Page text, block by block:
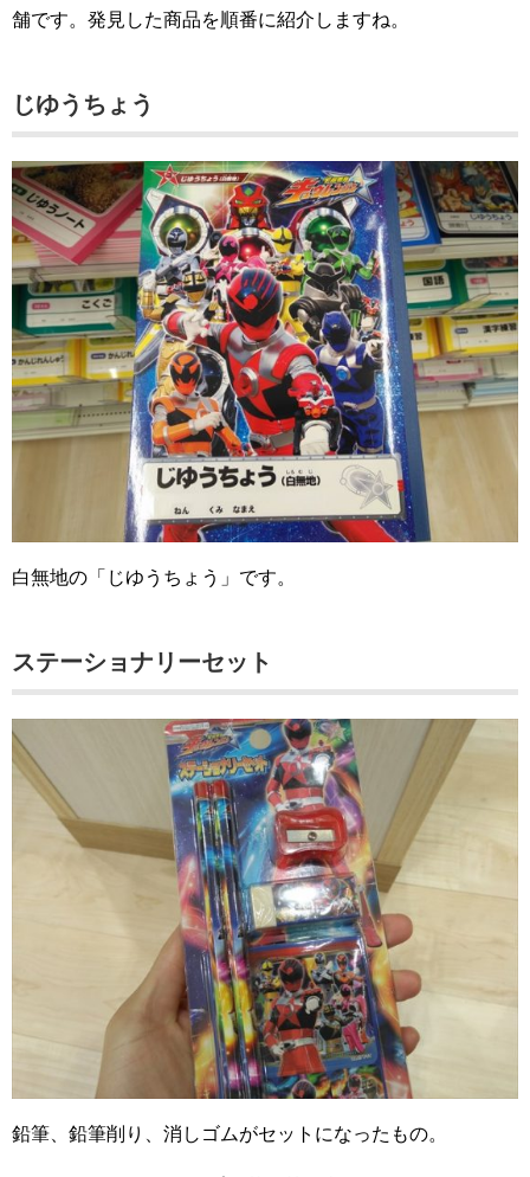
舗です。発見した商品を順番に紹介しますね。
じゆうちょう
白無地の「じゆうちょう」です。
ステーショナリーセット
鉛筆、鉛筆削り、消しゴムがセットになったもの。